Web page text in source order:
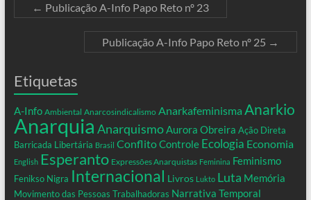
← Publicação A-Info Papo Reto nº 23
Publicação A-Info Papo Reto nº 25 →
Etiquetas
A-Info Ambiental Anarcosindicalismo Anarkafeminisma Anarkio
Anarquia AnarquismoAurora Obreira Ação Direta
Barricada Libertária Brasil ConflitoControle Ecologia Economia
English Esperanto Expressões Anarquistas Feminina Feminismo
Fenikso Nigra Internacional Livros Lukto Luta Memória
Movimento das Pessoas Trabalhadoras Narrativa Temporal